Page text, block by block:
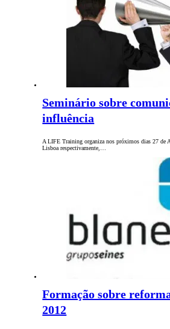
Seminário sobre
influência
A LIFE Training organiza nos próximos dias 27 de
Lisboa respectivamente,…
Formação sobre
2012